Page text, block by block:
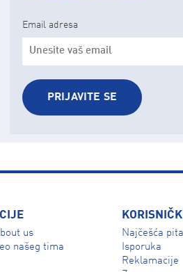
Email adresa
PRIJAVITE SE
us
našeg tima
Najčešća
Isporuka
Reklamacije